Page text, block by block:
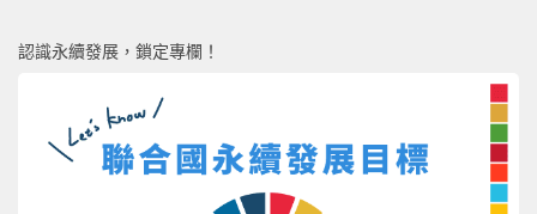
認識永續發展，鎖定專欄！